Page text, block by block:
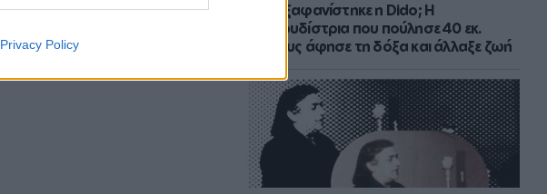
Privacy Policy
Πού εξαφανίστηκε η Dido; Η
τραγουδίστρια που πούλησε 40 εκ.
δίσκους άφησε τη δόξα και άλλαξε ζωή